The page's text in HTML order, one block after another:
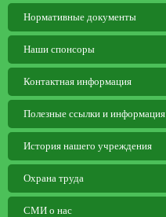
Нормативные документы
Наши спонсоры
Контактная информация
Полезные ссылки и информация
История нашего учреждения
Охрана труда
СМИ о нас